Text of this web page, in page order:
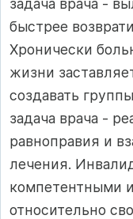
быстрее
Хронически
жизни
создавать
задача врача -
равноправия и
лечения.
компетентными
относительно